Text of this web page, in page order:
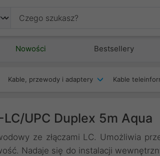
Nowości Bestsellery
Kable, przewody i adaptery Kable
UPC Duplex 5m Aqua
ze złączami LC. Umożliwia
Nadaje się do instalacji